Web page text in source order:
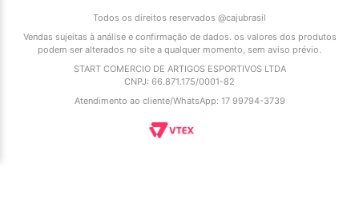
Todos os direitos reservados @cajubrasil
Vendas sujeitas à análise e confirmação de dados. os valores dos produtos
podem ser alterados no site a qualquer momento, sem aviso prévio.
START COMERCIO DE ARTIGOS ESPORTIVOS LTDA
CNPJ: 66.871.175/0001-82
Atendimento ao cliente/WhatsApp: 17 99794-3739